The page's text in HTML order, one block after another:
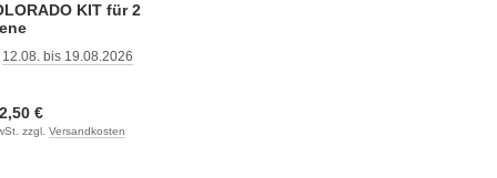
KIT für 2
12.08. bis 19.08.2026
€
zzgl. Versandkosten